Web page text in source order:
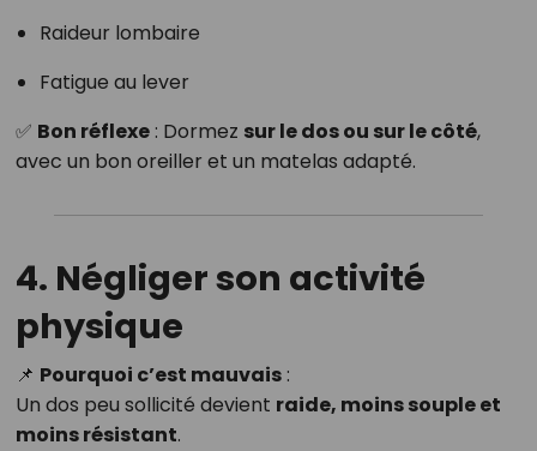
Raideur lombaire
Fatigue au lever
✅ Bon réflexe: Dormez sur le dos ou sur le côté,
avec un bon oreiller et un matelas adapté.
4. Négliger son activité
physique
📌 Pourquoi c’est mauvais:
Un dos peu sollicité devient raide, moins souple et
moins résistant.